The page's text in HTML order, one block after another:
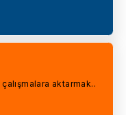
aktarmak..